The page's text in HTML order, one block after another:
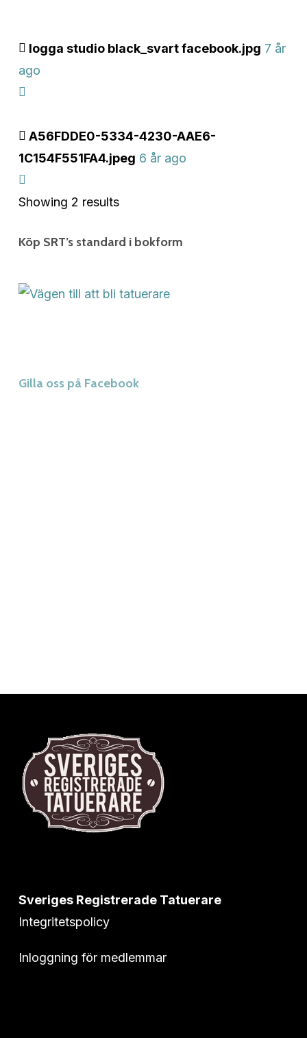
logga studio black_svart facebook.jpg 7 år
ago
A56FDDE0-5334-4230-AAE6-
1C154F551FA4.jpeg 6 år ago
Showing 2 results
Köp SRT’s standard i bokform
Gilla oss på Facebook
Sveriges Registrerade Tatuerare
Integritetspolicy
Inloggning för medlemmar